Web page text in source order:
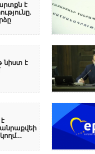
է
նիստ է